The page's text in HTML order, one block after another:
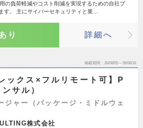
の負荷軽減やコスト削減を実現するための自社プ
す。 主にサイバーセキュリティと業…
り 詳細へ
掲載期間 26/08/05～26/08/18
ックス×フルリモート可】P
サル）
ジャー（パッケージ・ミドルウェ
株式会社